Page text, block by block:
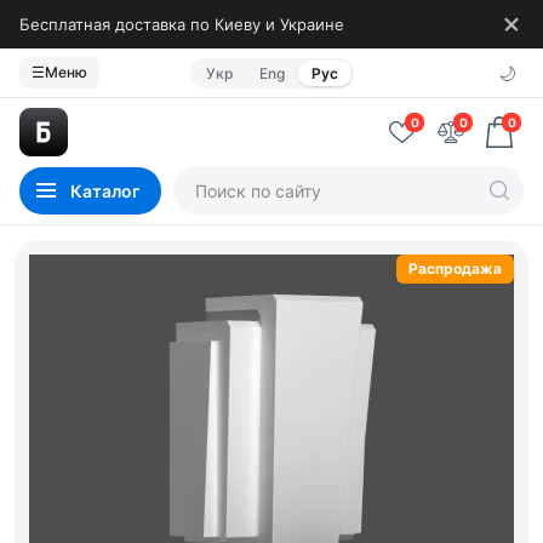
Бесплатная доставка по Киеву и Украине
☰Меню Укр Eng Рус 🌙
Каталог
0 0 0
Распродажа